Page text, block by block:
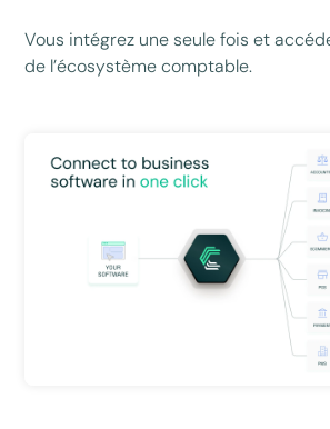
Vous intégrez une seule fois et
de l’écosystème comptable.